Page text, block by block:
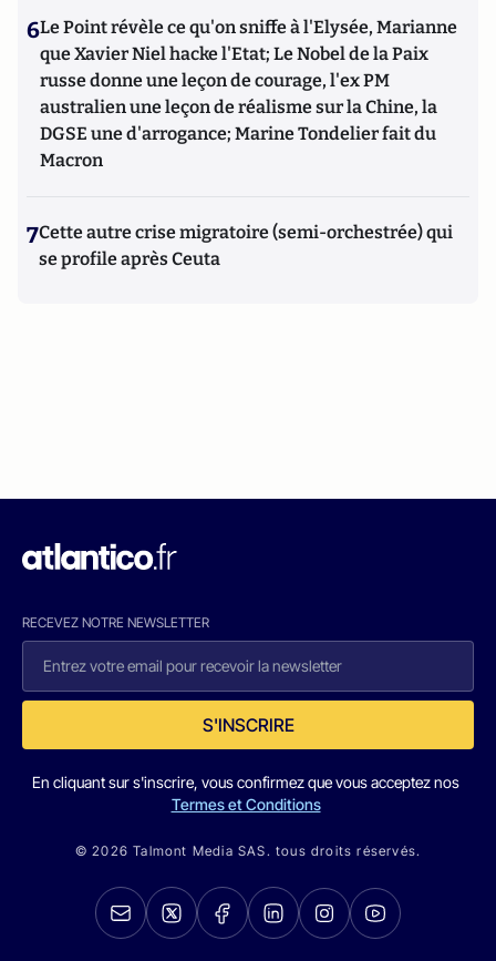
6Le Point révèle ce qu'on sniffe à l'Elysée, Marianne
que Xavier Niel hacke l'Etat; Le Nobel de la Paix
russe donne une leçon de courage, l'ex PM
australien une leçon de réalisme sur la Chine, la
DGSE une d'arrogance; Marine Tondelier fait du
Macron
7Cette autre crise migratoire (semi-orchestrée) qui
se profile après Ceuta
RECEVEZ NOTRE NEWSLETTER
S'INSCRIRE
En cliquant sur s'inscrire, vous confirmez que vous acceptez nos
Termes et Conditions
© 2026 Talmont Media SAS. tous droits réservés.